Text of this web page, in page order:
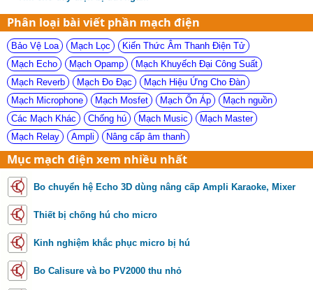
Phân loại bài viết phần mạch điện
Bảo Vệ Loa Mạch Lọc
Kiến Thức Âm Thanh Điện Tử
Mạch Echo
Mạch Opamp
Mạch Khuyếch Đại Công Suất
Mạch Reverb
Mạch Đo Đạc
Mạch Hiệu Ứng Cho Đàn
Mạch Microphone
Mạch Mosfet Mạch Ổn Áp
Mạch nguồn
Các Mạch Khác
Chống hú Mạch Music
Mạch Master
Mạch Relay
Ampli Nâng cấp âm thanh
Mục mạch điện xem nhiều nhất
Bo chuyển hệ Echo 3D dùng nâng cấp Ampli Karaoke, Mixer
Thiết bị chống hú cho micro
Kinh nghiệm khắc phục micro bị hú
Bo Calisure và bo PV2000 thu nhỏ